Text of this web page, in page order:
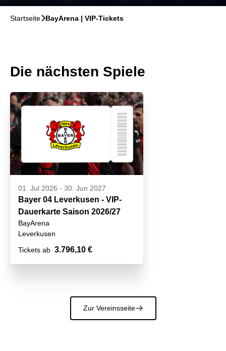
Startseite􀆊BayArena | VIP-Tickets
Die nächsten Spiele
01. Jul 2026 - 30. Jun 2027
Bayer 04 Leverkusen - VIP-
Dauerkarte Saison 2026/27
BayArena
Leverkusen
Tickets ab 3.796,10 €
Zur Vereinsseite􀄫